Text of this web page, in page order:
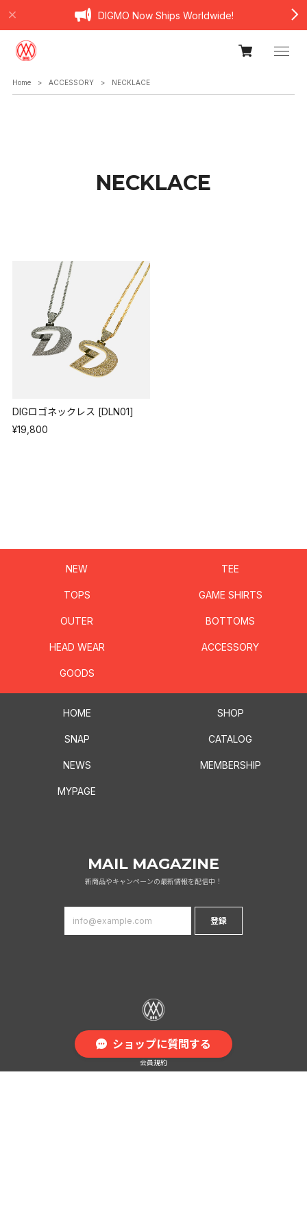
DIGMO Now Ships Worldwide!
Home ACCESSORY NECKLACE
NECKLACE
DIGロゴネックレス [DLN01]
¥19,800
NEW TEE
TOPS GAME SHIRTS
OUTER BOTTOMS
HEAD WEAR ACCESSORY
GOODS
HOME SHOP
SNAP CATALOG
NEWS MEMBERSHIP
MYPAGE
MAIL MAGAZINE
新商品やキャンペーンの最新情報を配信中！
登録
プライバシーポリシー
特定商取引法に基づく表記
会員規約
ショップに質問する